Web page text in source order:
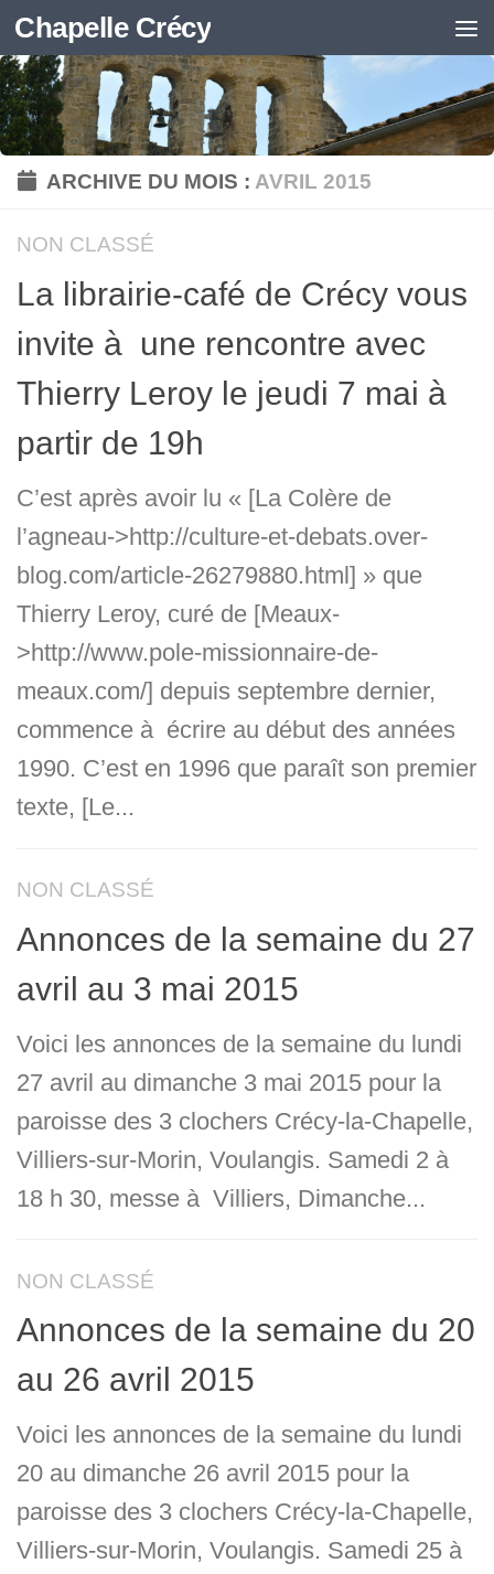
Skip to content
Chapelle Crécy
ARCHIVE DU MOIS : AVRIL 2015
NON CLASSÉ
La librairie-café de Crécy vous
invite à une rencontre avec
Thierry Leroy le jeudi 7 mai à
partir de 19h
C’est après avoir lu « [La Colère de
l’agneau->http://culture-et-debats.over-
blog.com/article-26279880.html] » que
Thierry Leroy, curé de [Meaux-
>http://www.pole-missionnaire-de-
meaux.com/] depuis septembre dernier,
commence à écrire au début des années
1990. C’est en 1996 que paraît son premier
texte, [Le...
NON CLASSÉ
Annonces de la semaine du 27
avril au 3 mai 2015
Voici les annonces de la semaine du lundi
27 avril au dimanche 3 mai 2015 pour la
paroisse des 3 clochers Crécy-la-Chapelle,
Villiers-sur-Morin, Voulangis. Samedi 2 à
18 h 30, messe à Villiers, Dimanche...
NON CLASSÉ
Annonces de la semaine du 20
au 26 avril 2015
Voici les annonces de la semaine du lundi
20 au dimanche 26 avril 2015 pour la
paroisse des 3 clochers Crécy-la-Chapelle,
Villiers-sur-Morin, Voulangis. Samedi 25 à